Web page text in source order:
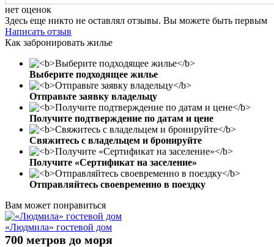
нет оценок
Здесь еще никто не оставлял отзывы. Вы можете быть первым
Написать отзыв
Как забронировать жилье
Выберите подходящее жилье
Отправьте заявку владельцу
Получите подтверждение по датам и цене
Свяжитесь с владельцем и бронируйте
Получите «Сертификат на заселение»
Отправляйтесь своевременно в поездку
Вам может понравиться
«Людмила» гостевой дом
700 метров до моря